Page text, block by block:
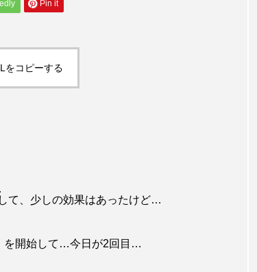
Pin it
をコピーする
て、少しの効果はあったけど…
を開始して…今日が2回目…